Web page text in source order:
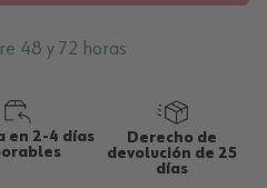
48 y 72 horas
en 2-4 días
Derecho de
devolución de 25
días